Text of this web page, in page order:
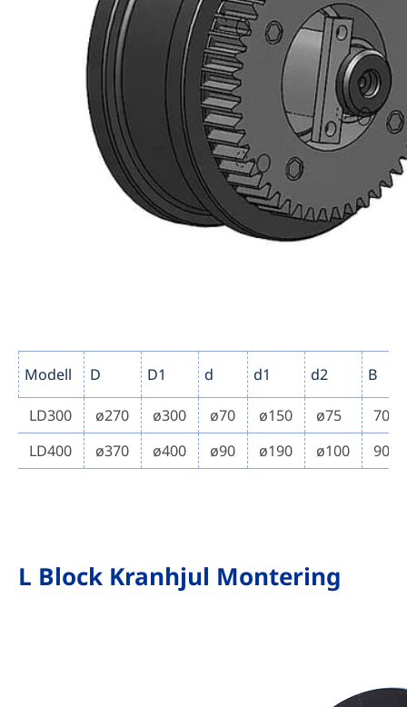
Modell D D1 d d1 d2 B
LD300 ø270 ø300 ø70 ø150 ø75
70
LD400
ø370 ø400 ø90 ø190 ø100 90
L Block Kranhjul Montering